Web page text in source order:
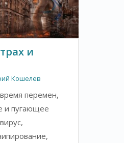
и
Кошелев
перемен,
и пугающее